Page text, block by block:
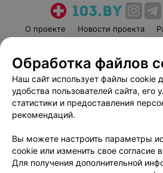
О проекте Новости проекта
Пользовательское соглашение
Вакансии
Написать
Обработка
Обработка файлов
Наш сайт использует файлы cookie
удобства пользователей сайта, его
статистики и предоставления
рекомендаций.
Вы можете настроить параметры
cookie или изменить свое согласие
Для получения дополнительной